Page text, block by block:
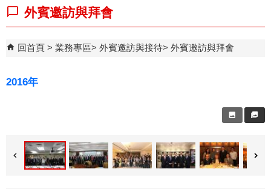
外賓邀訪與拜會
回首頁 業務專區 外賓邀訪與接待 外賓邀訪與拜會
2016年